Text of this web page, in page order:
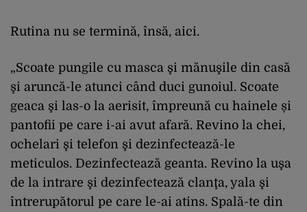
Rutina nu se termină, însă, aici.
„Scoate pungile cu masca şi mănuşile din casă
şi aruncă-le atunci când duci gunoiul. Scoate
geaca şi las-o la aerisit, împreună cu hainele și
pantofii pe care i-ai avut afară. Revino la chei,
ochelari şi telefon şi dezinfectează-le
meticulos. Dezinfectează geanta. Revino la uşa
de la intrare şi dezinfectează clanţa, yala şi
întrerupătorul pe care le-ai atins. Spală-te din